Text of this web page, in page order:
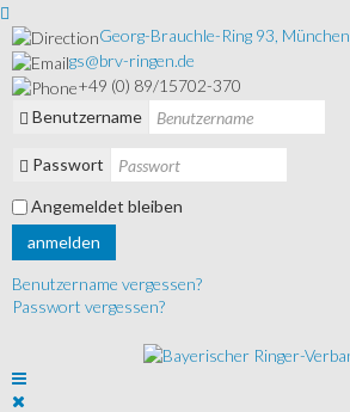
Georg-Brauchle-Ring 93, München
gs@brv-ringen.de
+49 (0) 89/15702-370
Benutzername
Passwort
Angemeldet bleiben
anmelden
Benutzername vergessen?
Passwort vergessen?